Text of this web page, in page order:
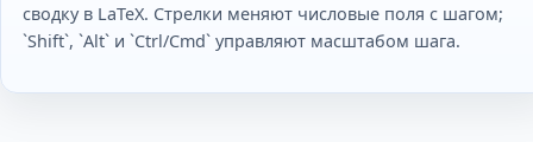
сводку в LaTeX. Стрелки меняют числовые поля с шагом;
`Shift`, `Alt` и `Ctrl/Cmd` управляют масштабом шага.